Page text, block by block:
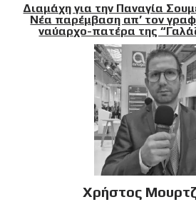
Διαμάχη για την Παναγία
Νέα παρέμβαση απ’ τον
ναύαρχο-πατέρα της
Χρήστος